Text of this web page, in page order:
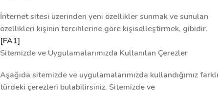
İnternet sitesi üzerinden yeni özellikler sunmak ve sunulan
özellikleri kişinin tercihlerine göre kişiselleştirmek, gibidir.
[FA1]
Sitemizde ve Uygulamalarımızda Kullanılan Çerezler
Aşağıda sitemizde ve uygulamalarımızda kullandığımız farklı
türdeki çerezleri bulabilirsiniz. Sitemizde ve